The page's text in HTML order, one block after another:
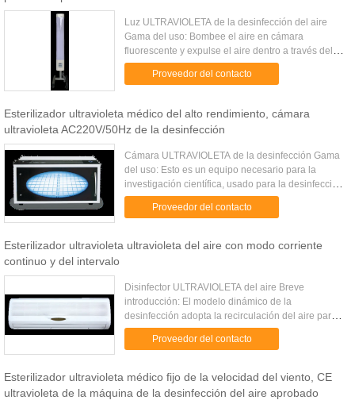
Luz ULTRAVIOLETA de la desinfección del aire
Gama del uso: Bombee el aire en cámara
fluorescente y expulse el aire dentro a través del
dispositivo de la desinfección, que desinfecta
todas las bacterias y ...
Proveedor del contacto
Esterilizador ultravioleta médico del alto rendimiento, cámara
ultravioleta AC220V/50Hz de la desinfección
Cámara ULTRAVIOLETA de la desinfección Gama
del uso: Esto es un equipo necesario para la
investigación científica, usado para la desinfección
en el diverso departamento sanitario y médico,
farmacéutico, la ...
Proveedor del contacto
Esterilizador ultravioleta ultravioleta del aire con modo corriente
continuo y del intervalo
Disinfector ULTRAVIOLETA del aire Breve
introducción: El modelo dinámico de la
desinfección adopta la recirculación del aire para
la desinfección ULTRAVIOLETA. Su diseño interno
único de la desinfección de la c...
Proveedor del contacto
Esterilizador ultravioleta médico fijo de la velocidad del viento, CE
ultravioleta de la máquina de la desinfección del aire aprobado